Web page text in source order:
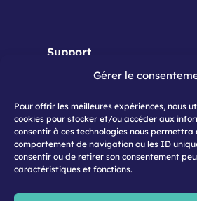
Gérer le
Pour offrir les meilleures expériences, nous
cookies pour stocker et/ou accéder aux
consentir à ces technologies nous
comportement de navigation ou les ID
consentir ou de retirer son consentement
caractéristiques et fonctions.
Support
Nos applications